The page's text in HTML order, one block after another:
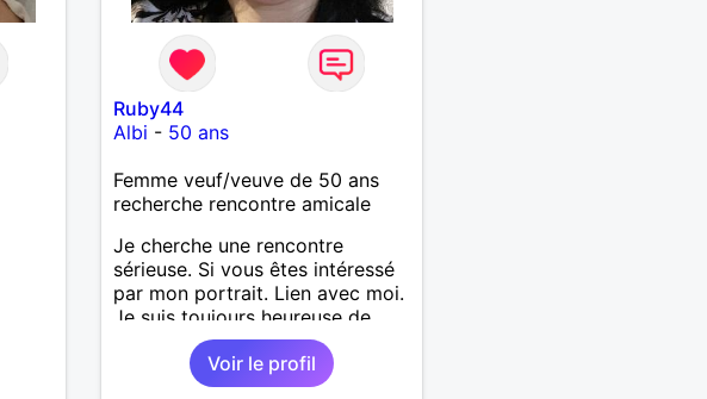
Ruby44
Albi - 50 ans
Femme veuf/veuve de 50 ans
recherche rencontre amicale
Je cherche une rencontre
sérieuse. Si vous êtes intéressé
par mon portrait. Lien avec moi.
Je suis toujours heureuse de
vous accueillir.
Voir le profil